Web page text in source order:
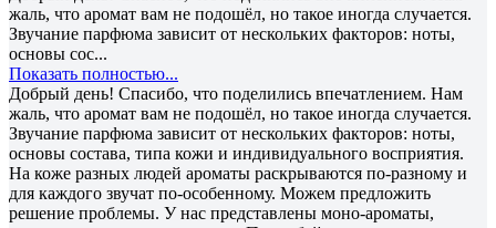
жаль, что аромат вам не подошёл, но такое иногда случается.
Звучание парфюма зависит от нескольких факторов: ноты,
основы сос...
Показать полностью...
Добрый день! Спасибо, что поделились впечатлением. Нам
жаль, что аромат вам не подошёл, но такое иногда случается.
Звучание парфюма зависит от нескольких факторов: ноты,
основы состава, типа кожи и индивидуального восприятия.
На коже разных людей ароматы раскрываются по-разному и
для каждого звучат по-особенному. Можем предложить
решение проблемы. У нас представлены моно-ароматы,